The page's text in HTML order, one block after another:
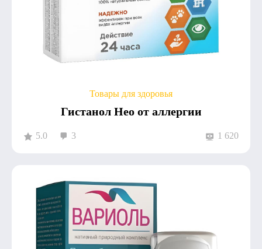
Товары для здоровья
Гистанол Нео от аллергии
5.0 3 1 620